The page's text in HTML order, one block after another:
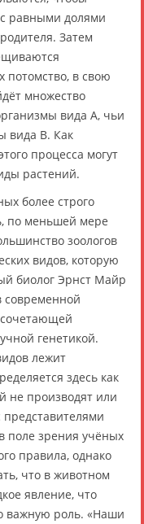
равными долями
Затем
потомство, в свою
множество
вида A, чьи
вида B. Как
процесса могут
растений.
более строго
по меньшей мере
зоологов
видов, которую
биолог Эрнст Майр
современной
генетикой.
лежит
здесь как
не производят или
представителями
поле зрения учёных
правила, однако
что в животном
явление, что
важную роль. «Наши